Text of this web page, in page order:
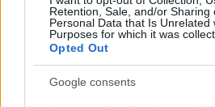
Retention, Sale, and/or Sharing
Personal Data that Is Unrelated
Purposes for which it was
Opted Out
Google consents
FORMA-1
Francia